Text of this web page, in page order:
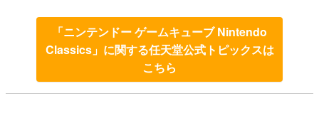
「ニンテンドー ゲームキューブ Nintendo
Classics」に関する任天堂公式トピックスは
こちら